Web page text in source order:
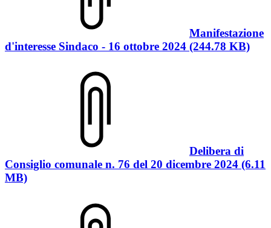
Manifestazione
d'interesse Sindaco - 16 ottobre 2024 (244.78 KB)
Delibera di
Consiglio comunale n. 76 del 20 dicembre 2024 (6.11
MB)